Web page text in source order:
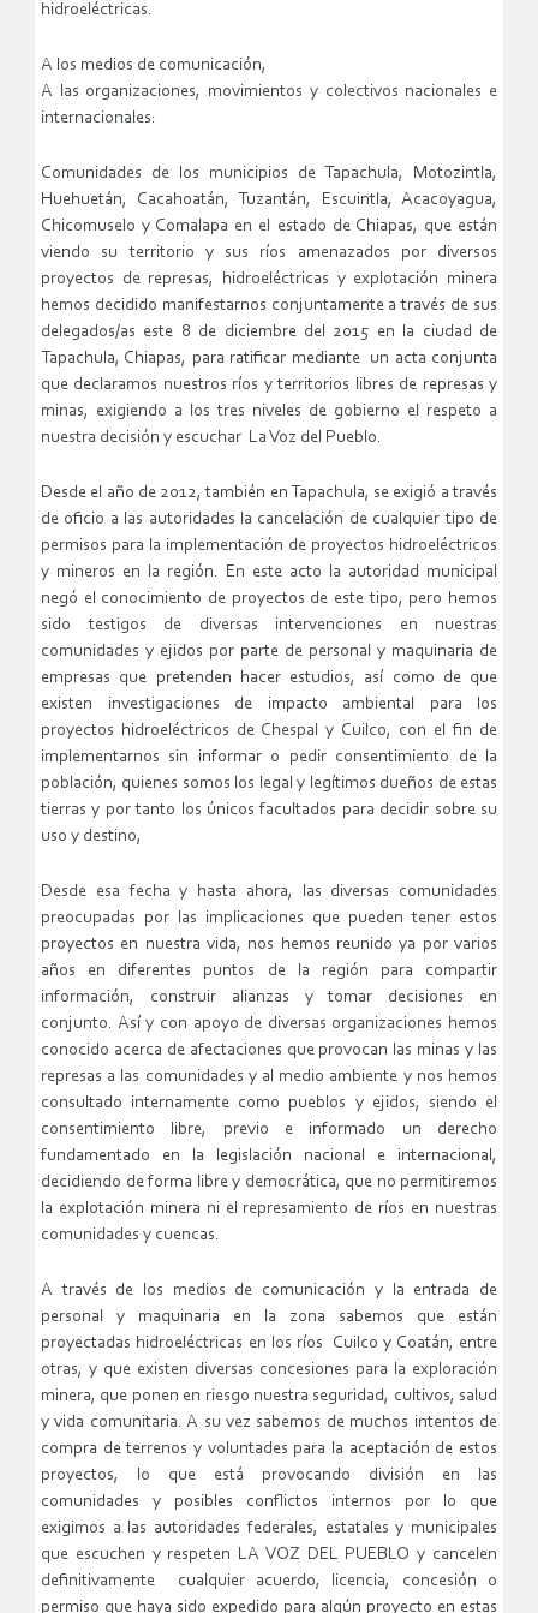
hidroeléctricas.
A los medios de comunicación,
A las organizaciones, movimientos y colectivos nacionales e
internacionales:
Comunidades de los municipios de Tapachula, Motozintla,
Huehuetán, Cacahoatán, Tuzantán, Escuintla, Acacoyagua,
Chicomuselo y Comalapa en el estado de Chiapas, que están
viendo su territorio y sus ríos amenazados por diversos
proyectos de represas, hidroeléctricas y explotación minera
hemos decidido manifestarnos conjuntamente a través de sus
delegados/as este 8 de diciembre del 2015 en la ciudad de
Tapachula, Chiapas, para ratificar mediante un acta conjunta
que declaramos nuestros ríos y territorios libres de represas y
minas, exigiendo a los tres niveles de gobierno el respeto a
nuestra decisión y escuchar La Voz del Pueblo.
Desde el año de 2012, también en Tapachula, se exigió a través
de oficio a las autoridades la cancelación de cualquier tipo de
permisos para la implementación de proyectos hidroeléctricos
y mineros en la región. En este acto la autoridad municipal
negó el conocimiento de proyectos de este tipo, pero hemos
sido testigos de diversas intervenciones en nuestras
comunidades y ejidos por parte de personal y maquinaria de
empresas que pretenden hacer estudios, así como de que
existen investigaciones de impacto ambiental para los
proyectos hidroeléctricos de Chespal y Cuilco, con el fin de
implementarnos sin informar o pedir consentimiento de la
población, quienes somos los legal y legítimos dueños de estas
tierras y por tanto los únicos facultados para decidir sobre su
uso y destino,
Desde esa fecha y hasta ahora, las diversas comunidades
preocupadas por las implicaciones que pueden tener estos
proyectos en nuestra vida, nos hemos reunido ya por varios
años en diferentes puntos de la región para compartir
información, construir alianzas y tomar decisiones en
conjunto. Así y con apoyo de diversas organizaciones hemos
conocido acerca de afectaciones que provocan las minas y las
represas a las comunidades y al medio ambiente y nos hemos
consultado internamente como pueblos y ejidos, siendo el
consentimiento libre, previo e informado un derecho
fundamentado en la legislación nacional e internacional,
decidiendo de forma libre y democrática, que no permitiremos
la explotación minera ni el represamiento de ríos en nuestras
comunidades y cuencas.
A través de los medios de comunicación y la entrada de
personal y maquinaria en la zona sabemos que están
proyectadas hidroeléctricas en los ríos Cuilco y Coatán, entre
otras, y que existen diversas concesiones para la exploración
minera, que ponen en riesgo nuestra seguridad, cultivos, salud
y vida comunitaria. A su vez sabemos de muchos intentos de
compra de terrenos y voluntades para la aceptación de estos
proyectos, lo que está provocando división en las
comunidades y posibles conflictos internos por lo que
exigimos a las autoridades federales, estatales y municipales
que escuchen y respeten LA VOZ DEL PUEBLO y cancelen
definitivamente cualquier acuerdo, licencia, concesión o
permiso que haya sido expedido para algún proyecto en estas